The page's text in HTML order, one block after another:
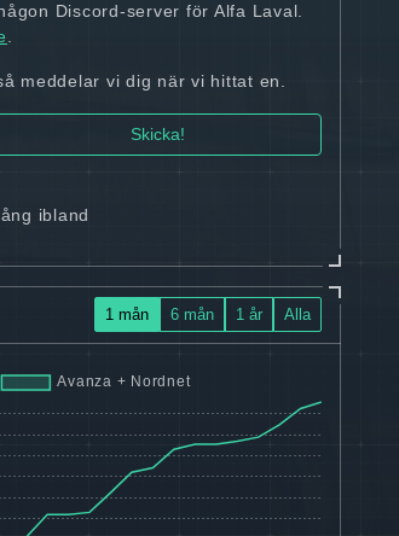
Discord-server för Alfa Laval.
meddelar vi dig när vi hittat en.
ibland
1 mån 6 mån 1 år Alla